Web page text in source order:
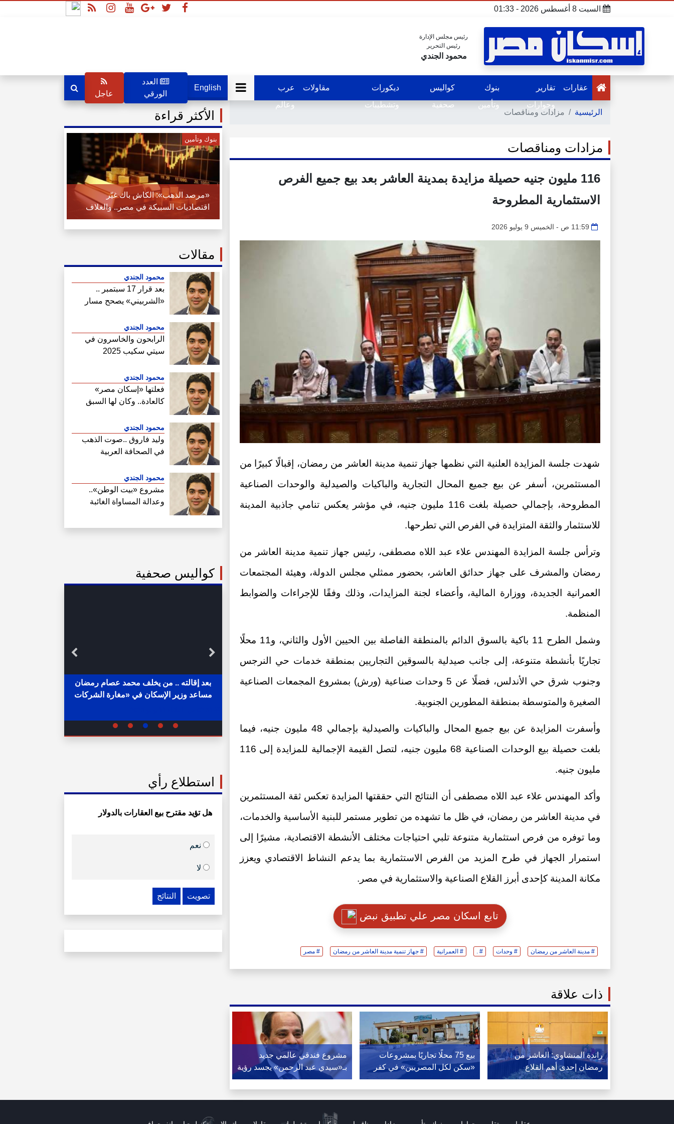
السبت 8 أغسطس 2026 - 01:33
رئيس مجلس الإدارة
رئيس التحرير
محمود الجندي
عقارات
تقارير
وحوارات
بنوك
وتأمين
كواليس
صحفية
ديكورات
وتشطيبات
مقاولات
عرب
وعالم
English
العدد
الورقي
عاجل
الرئيسية مزادات ومناقصات
مزادات ومناقصات
116 مليون جنيه حصيلة مزايدة بمدينة العاشر بعد بيع جميع الفرص
الاستثمارية المطروحة
شهدت جلسة المزايدة العلنية التي نظمها جهاز تنمية مدينة العاشر من رمضان، إقبالًا كبيرًا من
المستثمرين، أسفر عن بيع جميع المحال التجارية والباكيات والصيدلية والوحدات الصناعية
المطروحة، بإجمالي حصيلة بلغت 116 مليون جنيه، في مؤشر يعكس تنامي جاذبية المدينة
للاستثمار والثقة المتزايدة في الفرص التي تطرحها.
وترأس جلسة المزايدة المهندس علاء عبد اللاه مصطفى، رئيس جهاز تنمية مدينة العاشر من
رمضان والمشرف على جهاز حدائق العاشر، بحضور ممثلي مجلس الدولة، وهيئة المجتمعات
العمرانية الجديدة، ووزارة المالية، وأعضاء لجنة المزايدات، وذلك وفقًا للإجراءات والضوابط
المنظمة.
وشمل الطرح 11 باكية بالسوق الدائم بالمنطقة الفاصلة بين الحيين الأول والثاني، و11 محلًا
تجاريًا بأنشطة متنوعة، إلى جانب صيدلية بالسوقين التجاريين بمنطقة خدمات حي النرجس
وجنوب شرق حي الأندلس، فضلًا عن 5 وحدات صناعية (ورش) بمشروع المجمعات الصناعية
الصغيرة والمتوسطة بمنطقة المطورين الجنوبية.
وأسفرت المزايدة عن بيع جميع المحال والباكيات والصيدلية بإجمالي 48 مليون جنيه، فيما
بلغت حصيلة بيع الوحدات الصناعية 68 مليون جنيه، لتصل القيمة الإجمالية للمزايدة إلى 116
مليون جنيه.
وأكد المهندس علاء عبد اللاه مصطفى أن النتائج التي حققتها المزايدة تعكس ثقة المستثمرين
في مدينة العاشر من رمضان، في ظل ما تشهده من تطوير مستمر للبنية الأساسية والخدمات،
وما توفره من فرص استثمارية متنوعة تلبي احتياجات مختلف الأنشطة الاقتصادية، مشيرًا إلى
استمرار الجهاز في طرح المزيد من الفرص الاستثمارية بما يدعم النشاط الاقتصادي ويعزز
مكانة المدينة كإحدى أبرز القلاع الصناعية والاستثمارية في مصر.
تابع اسكان مصر علي تطبيق نبض
# مدينة العاشر من رمضان # وحدات # . # العمرانية # جهاز تنمية مدينة العاشر من رمضان # مصر
ذات علاقة
راندة المنشاوي: العاشر من
رمضان إحدى أهم القلاع
الصناعية.. وملتزمون بدعم
المستثمرين
بيع 75 محلًا تجاريًا بمشروعات
«سكن لكل المصريين» في كفر
الشيخ
مشروع فندقي عالمي جديد
بـ«سيدي عبد الرحمن» يجسد رؤية
الرئيس السيسي لتنمية الساحل
الشمالي (صور)
الأكثر قراءة
بنوك وتأمين
«مرصد الذهب»: الكاش باك غيّر
اقتصاديات السبيكة في مصر.. والغلاف
تحول من حماية الذهب إلى قيمة مالية
مقالات
محمود الجندي
بعد قرار 17 سبتمبر ..
«الشربيني» يصحح مسار
محمود الجندي
الرابحون والخاسرون في
سيتي سكيب 2025
محمود الجندي
فعلتها «إسكان مصر»
كالعادة.. وكان لها السبق
أراضي الساحل الشمالي
محمود الجندي
وليد فاروق ..صوت الذهب
في الصحافة العربية
محمود الجندي
مشروع «بيت الوطن»..
وعدالة المساواة الغائبة
كواليس صحفية
تطوير «مرافق» القاهرة
مني عبود تتخلى عن 42 فدانا من أرض جاردن
ريزيدنس»
«عاصم الجزار» و«محمد عصام» خارج
بعد إقالته .. من يخلف محمد عصام رمضان
مساعد وزير الإسكان في «مغارة الشركات
استطلاع رأي
هل تؤيد مقترح بيع العقارات بالدولار
نعم
لا
تصويت النتائج